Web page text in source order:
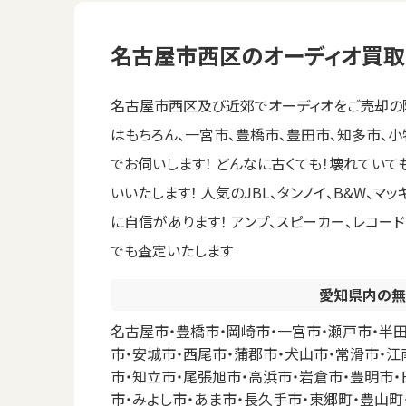
名古屋市西区のオーディオ買
名古屋市西区及び近郊でオーディオをご売却の
はもちろん、一宮市、豊橋市、豊田市、知多市
でお伺いします！ どんなに古くても！壊れてい
いいたします！ 人気のJBL、タンノイ、B&W、マ
に自信があります！ アンプ、スピーカー、レコ
でも査定いたします
愛知県内の
名古屋市・豊橋市・岡崎市・一宮市・瀬戸市・半
市・安城市・西尾市・蒲郡市・犬山市・常滑市・
市・知立市・尾張旭市・高浜市・岩倉市・豊明市
市・みよし市・あま市・長久手市・東郷町・豊山